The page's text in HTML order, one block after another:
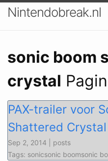
Nintendobreak.nl
sonic boom
crystal
PAX-trailer voor
Shattered
Sep 2, 2014 | posts
Tags: sonicsonic boomsonic